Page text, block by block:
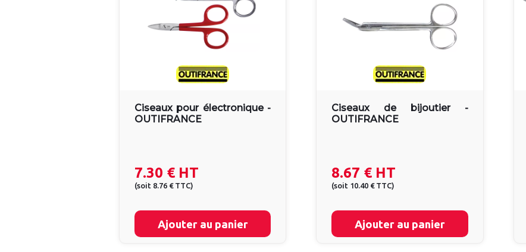
Ciseaux pour électronique -
OUTIFRANCE
7.30 € HT
(soit 8.76 € TTC)
Ajouter au panier
Ciseaux de bijoutier -
OUTIFRANCE
8.67 € HT
(soit 10.40 € TTC)
Ajouter au panier